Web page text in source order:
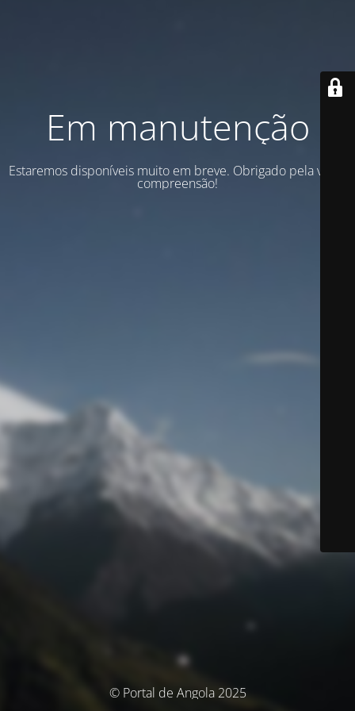
Em manutenção
Estaremos disponíveis muito em breve. Obrigado pela vossa
compreensão!
© Portal de Angola 2025